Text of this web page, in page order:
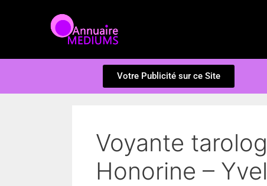
Votre Publicité sur ce Site
Voyante
Honorine –